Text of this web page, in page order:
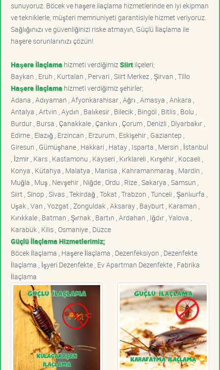
sunuyoruz. Böcek ve haşere ilaçlama hizmetlerinde en iyi ekipman
ve tekniklerle, müşteri memnuniyeti garantisiyle hizmet veriyoruz.
Sağlığınızı ve güvenliğinizi riske atmayın, Güçlü İlaçlama ile
haşere sorunlarınızı çözün!
Haşere İlaçlama hizmeti verdiğimiz Siirtilçeleri;
Baykan , Eruh , Kurtalan , Pervari , Siirt Merkez , Şirvan , Tillo
Haşere İlaçlama hizmeti verdiğimiz şehirler;
Adana , Adıyaman , Afyonkarahisar , Ağrı , Amasya , Ankara ,
Antalya , Artvin , Aydın , Balıkesir , Bilecik , Bingöl , Bitlis , Bolu ,
Burdur , Bursa , Çanakkale , Çankırı , Çorum , Denizli , Diyarbakır ,
Edirne , Elazığ , Erzincan , Erzurum , Eskişehir , Gaziantep ,
Giresun , Gümüşhane , Hakkari , Hatay , Isparta , Mersin , İstanbul
, İzmir , Kars , Kastamonu , Kayseri , Kırklareli , Kırşehir , Kocaeli ,
Konya , Kütahya , Malatya , Manisa , Kahramanmaraş , Mardin ,
Muğla , Muş , Nevşehir , Niğde , Ordu , Rize , Sakarya , Samsun ,
Siirt , Sinop , Sivas , Tekirdağ , Tokat , Trabzon , Tunceli , Şanlıurfa ,
Uşak , Van , Yozgat , Zonguldak , Aksaray , Bayburt , Karaman ,
Kırıkkale , Batman , Şırnak , Bartın , Ardahan , Iğdır , Yalova ,
Karabük , Kilis , Osmaniye , Düzce
Güçlü İlaçlama Hizmetlerimiz;
Böcek İlaçlama , Haşere İlaçlama , Dezenfeksiyon , Dezenfekte
İlaçlama , İşyeri Dezenfekte , Ev Apartman Dezenfekte , Fabrika
İlaçlama